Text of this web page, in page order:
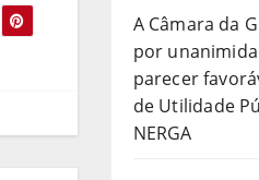
A Câmara da
por
parecer
de Utilidade
NERGA